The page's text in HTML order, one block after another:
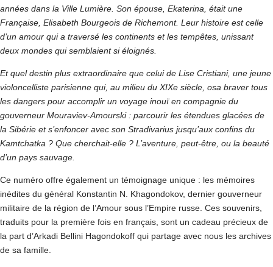
années dans la Ville Lumière. Son épouse, Ekaterina, était une
Française, Elisabeth Bourgeois de Richemont. Leur histoire est celle
d’un amour qui a traversé les continents et les tempêtes, unissant
deux mondes qui semblaient si éloignés.
Et quel destin plus extraordinaire que celui de Lise Cristiani, une jeune
violoncelliste parisienne qui, au milieu du XIXe siècle, osa braver tous
les dangers pour accomplir un voyage inouï en compagnie du
gouverneur Mouraviev-Amourski : parcourir les étendues glacées de
la Sibérie et s’enfoncer avec son Stradivarius jusqu’aux confins du
Kamtchatka ? Que cherchait-elle ? L’aventure, peut-être, ou la beauté
d’un pays sauvage.
Ce numéro offre également un témoignage unique : les mémoires
inédites du général Konstantin N. Khagondokov, dernier gouverneur
militaire de la région de l’Amour sous l’Empire russe. Ces souvenirs,
traduits pour la première fois en français, sont un cadeau précieux de
la part d’Arkadi Bellini Hagondokoff qui partage avec nous les archives
de sa famille.